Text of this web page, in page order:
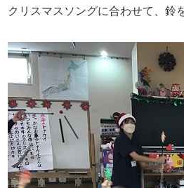
クリスマスソングに合わせて、鈴